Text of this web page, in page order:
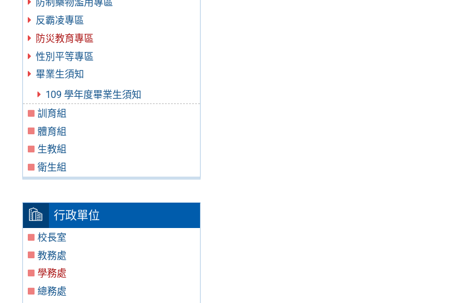
防制藥物濫用專區
反霸凌專區
防災教育專區
性別平等專區
畢業生須知
109 學年度畢業生須知
訓育組
體育組
生教組
衛生組
行政單位
校長室
教務處
學務處
總務處